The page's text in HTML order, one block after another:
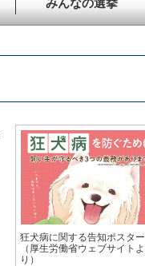
みんなの選挙
狂犬病に関する告知ポスター
（厚生労働省ウェブサイトよ
り）